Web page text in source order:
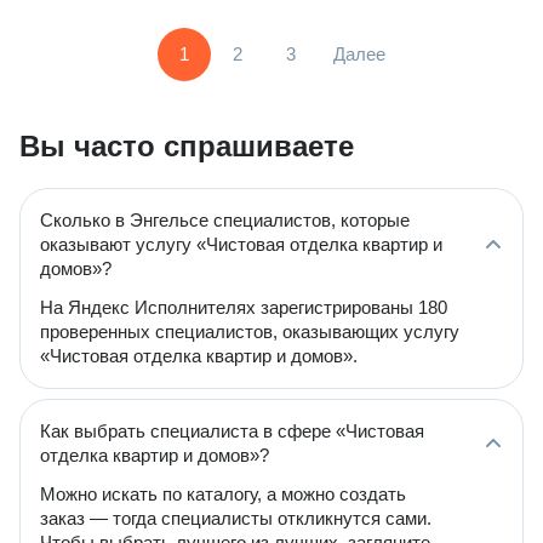
1 2 3 Далее
Вы часто спрашиваете
Сколько в Энгельсе специалистов, которые
оказывают услугу «Чистовая отделка квартир и
домов»?
На Яндекс Исполнителях зарегистрированы 180
проверенных специалистов, оказывающих услугу
«Чистовая отделка квартир и домов».
Как выбрать специалиста в сфере «Чистовая
отделка квартир и домов»?
Можно искать по каталогу, а можно создать
заказ — тогда специалисты откликнутся сами.